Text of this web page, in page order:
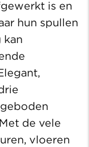
is en
hun spullen
kan
de vele
vloeren